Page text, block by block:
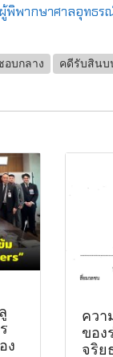
พิพากษาศาลอุทธ
บกลาง คดีรับสินบ
ง
ควา
ของ
จริย